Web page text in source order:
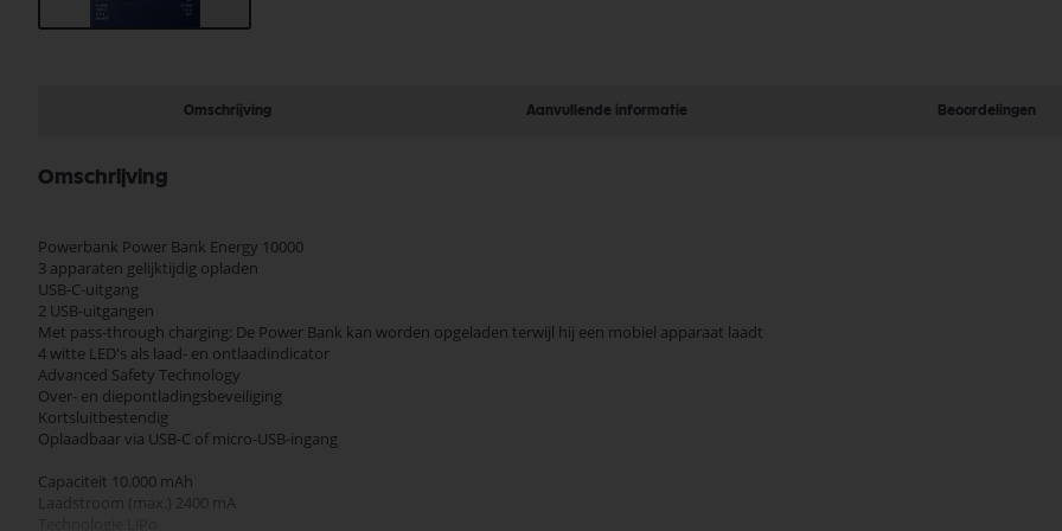
afbeeldingen-
gallerij
Omschrijving Aanvullende informatie Beoordelingen
Omschrijving
Powerbank Power Bank Energy 10000
3 apparaten gelijktijdig opladen
USB-C-uitgang
2 USB-uitgangen
Met pass-through charging: De Power Bank kan worden opgeladen terwijl hij een mobiel apparaat laadt
4 witte LED's als laad- en ontlaadindicator
Advanced Safety Technology
Over- en diepontladingsbeveiliging
Kortsluitbestendig
Oplaadbaar via USB-C of micro-USB-ingang
Capaciteit 10.000 mAh
Laadstroom (max.) 2400 mA